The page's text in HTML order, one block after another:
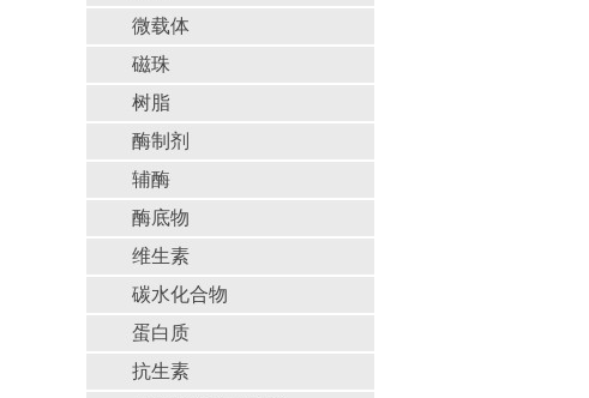
微载体
磁珠
树脂
酶制剂
辅酶
酶底物
维生素
碳水化合物
蛋白质
抗生素